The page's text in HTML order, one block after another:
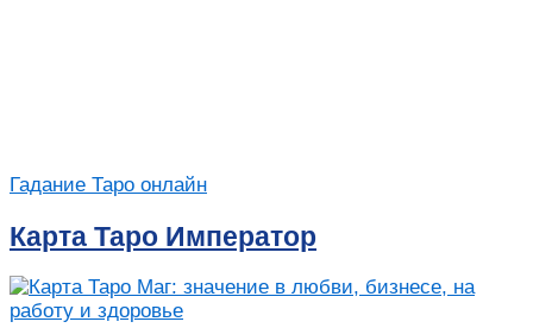
Гадание Таро онлайн
Карта Таро Император